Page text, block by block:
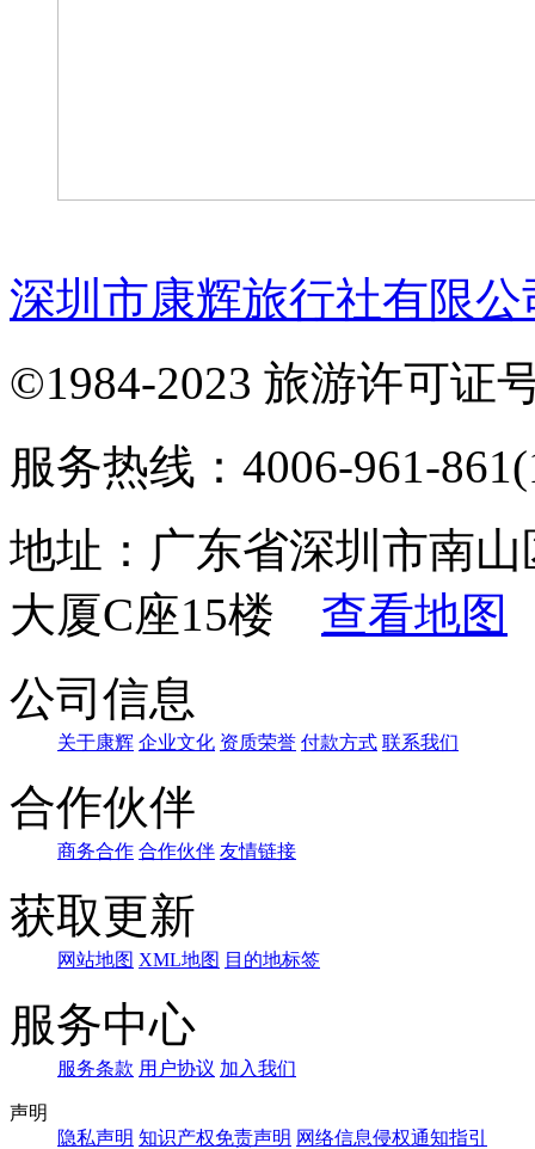
深圳市康辉旅行社有限
©1984-2023 旅游许可证
服务热线：4006-961-
地址：广东省深圳市南
大厦C座15楼 查看地图
公司信息
关于康辉 企业文化 资质荣誉 付款方式 联系我们
合作伙伴
商务合作 合作伙伴 友情链接
获取更新
网站地图 XML地图 目的地标签
服务中心
服务条款 用户协议 加入我们
声明
隐私声明 知识产权免责声明 网络信息侵权通知指引